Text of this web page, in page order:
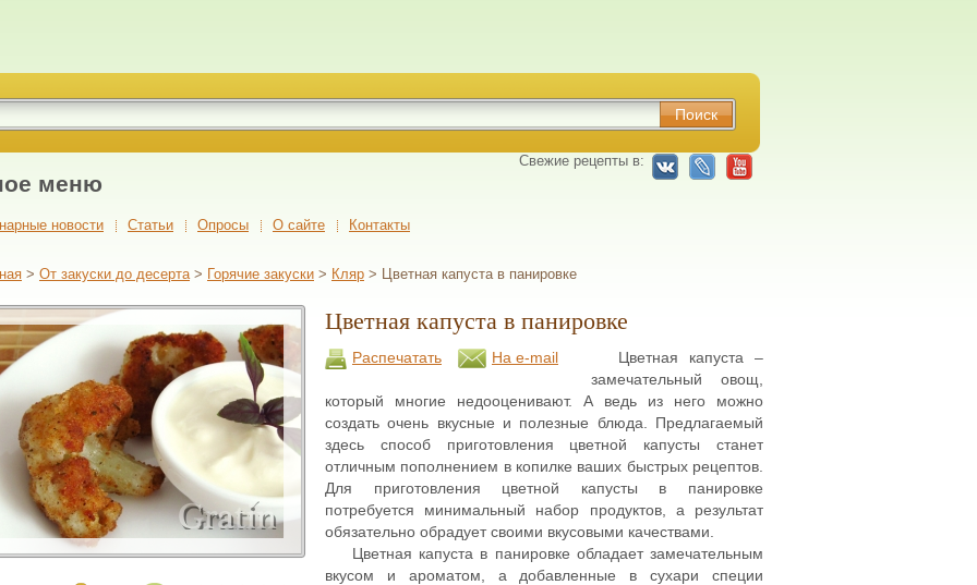
Свежие рецепты в:
меню
новости Cтатьи Опросы О сайте Контакты
> От закуски до десерта > Горячие закуски > Кляр > Цветная капуста в панировке
Цветная капуста в панировке
Распечатать На e-mail
Цветная капуста –
замечательный овощ,
который многие недооценивают. А ведь из него можно
создать очень вкусные и полезные блюда. Предлагаемый
здесь способ приготовления цветной капусты станет
отличным пополнением в копилке ваших быстрых рецептов.
Для приготовления цветной капусты в панировке
потребуется минимальный набор продуктов, а результат
обязательно обрадует своими вкусовыми качествами.
Цветная капуста в панировке обладает замечательным
вкусом и ароматом, а добавленные в сухари специи